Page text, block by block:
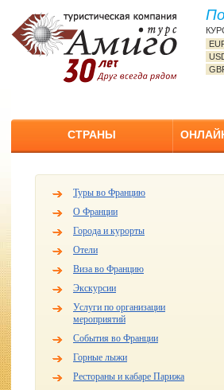
СТРАНЫ
Туры во Францию
О Франции
Города и курорты
Отели
Виза во Францию
Экскурсии
Услуги по организации
мероприятий
События во Франции
Горные лыжи
Рестораны и кабаре Парижа